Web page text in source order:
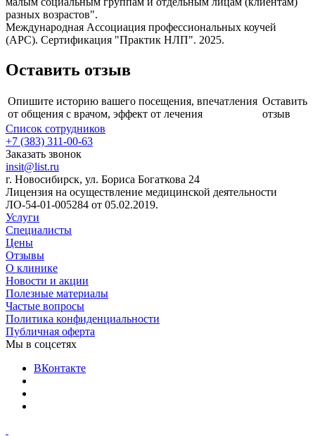
разных возрастов".
Международная Ассоциация профессиональных коучей
(АРС). Сертификация "Практик НЛП". 2025.
Оставить отзыв
Опишите историю вашего посещения, впечатления
от общения с врачом, эффект от лечения
Оставить
отзыв
Список сотрудников
+7 (383) 311-00-63
Заказать звонок
insit@list.ru
г. Новосибирск, ул. Бориса Богаткова 24
Лицензия на осуществление медицинской деятельности
ЛО-54-01-005284 от 05.02.2019.
Услуги
Специалисты
Цены
Отзывы
О клинике
Новости и акции
Полезные материалы
Частые вопросы
Политика конфиденциальности
Публичная оферта
Мы в соцсетях
ВКонтакте